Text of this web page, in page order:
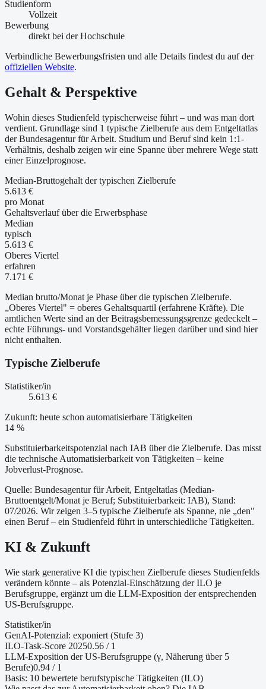
Studienform
Vollzeit
Bewerbung
direkt bei der Hochschule
Verbindliche Bewerbungsfristen und alle Details findest du auf der
offiziellen Website.
Gehalt & Perspektive
Wohin dieses Studienfeld typischerweise führt – und was man dort
verdient. Grundlage sind 1 typische Zielberufe aus dem Entgeltatlas
der Bundesagentur für Arbeit. Studium und Beruf sind kein 1:1-
Verhältnis, deshalb zeigen wir eine Spanne über mehrere Wege statt
einer Einzelprognose.
Median-Bruttogehalt der typischen Zielberufe
5.613 €
pro Monat
Gehaltsverlauf über die Erwerbsphase
Median
typisch
5.613 €
Oberes Viertel
erfahren
7.171 €
Median brutto/Monat je Phase über die typischen Zielberufe.
„Oberes Viertel" = oberes Gehaltsquartil (erfahrene Kräfte). Die
amtlichen Werte sind an der Beitragsbemessungsgrenze gedeckelt –
echte Führungs- und Vorstandsgehälter liegen darüber und sind hier
nicht enthalten.
Typische Zielberufe
Statistiker/in
5.613 €
Zukunft: heute schon automatisierbare Tätigkeiten
14 %
Substituierbarkeitspotenzial nach IAB über die Zielberufe. Das misst
die technische Automatisierbarkeit von Tätigkeiten – keine
Jobverlust-Prognose.
Quelle: Bundesagentur für Arbeit, Entgeltatlas (Median-
Bruttoentgelt/Monat je Beruf; Substituierbarkeit: IAB), Stand:
07/2026. Wir zeigen 3–5 typische Zielberufe als Spanne, nie „den"
einen Beruf – ein Studienfeld führt in unterschiedliche Tätigkeiten.
KI & Zukunft
Wie stark generative KI die typischen Zielberufe dieses Studienfelds
verändern könnte – als Potenzial-Einschätzung der ILO je
Berufsgruppe, ergänzt um die LLM-Exposition der entsprechenden
US-Berufsgruppe.
Statistiker/in
GenAI-Potenzial: exponiert (Stufe 3)
ILO-Task-Score 20250.56 / 1
LLM-Exposition der US-Berufsgruppe (γ, Näherung über 5
Berufe)0.94 / 1
Basis: 10 bewertete berufstypische Tätigkeiten (ILO)